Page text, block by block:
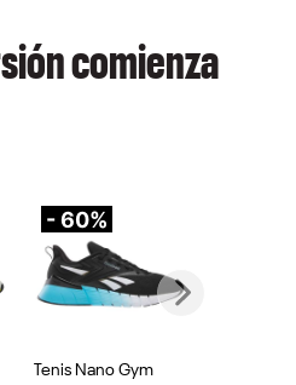
comienza
- 60%
Tenis Nano Gym